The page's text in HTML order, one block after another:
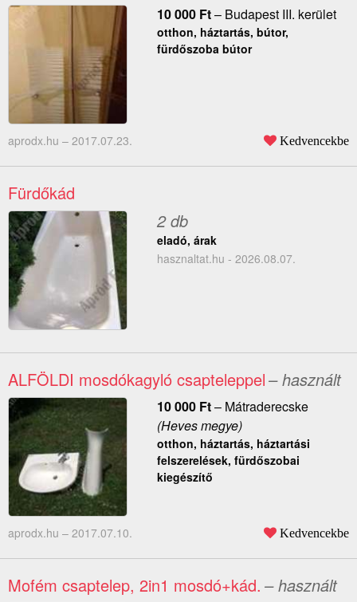
10 000 Ft– Budapest III. kerület
otthon, háztartás, bútor,
fürdőszoba bútor
aprodx.hu – 2017.07.23. Kedvencekbe
Fürdőkád
2 db
eladó, árak
hasznaltat.hu - 2026.08.07.
ALFÖLDI mosdókagyló csapteleppel– használt
10 000 Ft– Mátraderecske
(Heves megye)
otthon, háztartás, háztartási
felszerelések, fürdőszobai
kiegészítő
aprodx.hu – 2017.07.10. Kedvencekbe
Mofém csaptelep, 2in1 mosdó+kád. – használt